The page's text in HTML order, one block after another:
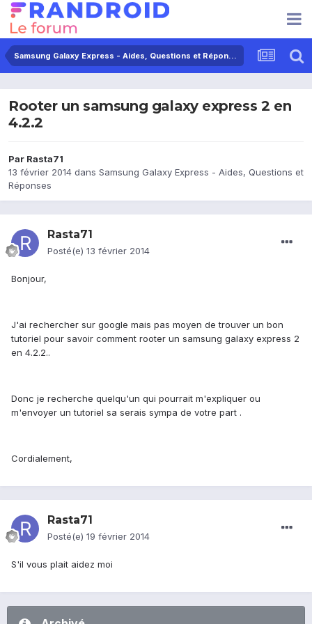
Samsung Galaxy Express - Aides, Questions et Réponses
Rooter un samsung galaxy express 2 en
4.2.2
Par Rasta71
13 février 2014 dans Samsung Galaxy Express - Aides, Questions et
Réponses
Rasta71
Posté(e) 13 février 2014
Bonjour,
J'ai rechercher sur google mais pas moyen de trouver un bon
tutoriel pour savoir comment rooter un samsung galaxy express 2
en 4.2.2..
Donc je recherche quelqu'un qui pourrait m'expliquer ou
m'envoyer un tutoriel sa serais sympa de votre part .
Cordialement,
Rasta71
Posté(e) 19 février 2014
S'il vous plait aidez moi